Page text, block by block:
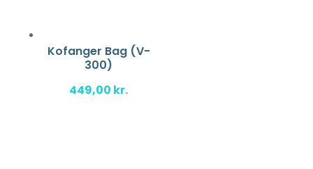
Kofanger Bag (V-
300)
449,00 kr.